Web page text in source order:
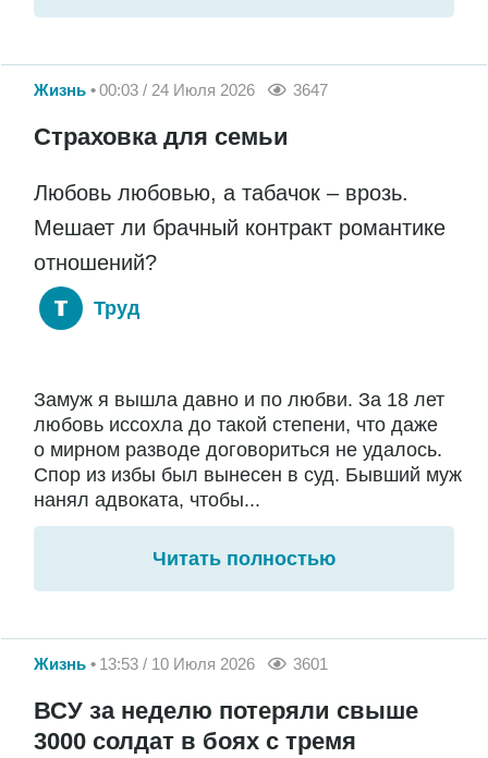
Жизнь 00:03 / 24 Июля 2026 3647
Страховка для семьи
Любовь любовью, а табачок – врозь.
Мешает ли брачный контракт романтике
отношений?
Труд
Замуж я вышла давно и по любви. За 18 лет
любовь иссохла до такой степени, что даже
о мирном разводе договориться не удалось.
Спор из избы был вынесен в суд. Бывший муж
нанял адвоката, чтобы...
Читать полностью
Жизнь 13:53 / 10 Июля 2026 3601
ВСУ за неделю потеряли свыше
3000 солдат в боях с тремя